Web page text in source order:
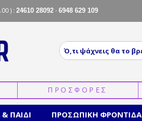
) : 24610 28092 - 6948 629 109
ΠΡΟΣΦΟΡΕΣ
ΠΑΙΔΙ ΠΡΟΣΩΠΙΚΗ ΦΡΟΝΤΙΔΑ